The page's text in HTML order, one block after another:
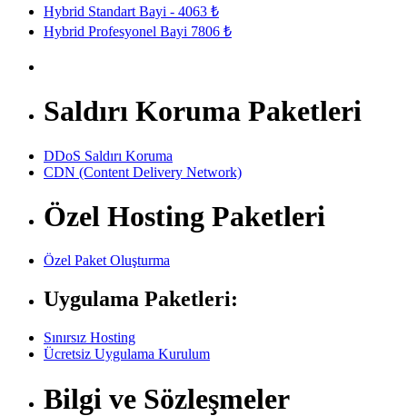
Hybrid Standart Bayi - 4063 ₺
Hybrid Profesyonel Bayi 7806 ₺
Saldırı Koruma Paketleri
DDoS Saldırı Koruma
CDN (Content Delivery Network)
Özel Hosting Paketleri
Özel Paket Oluşturma
Uygulama Paketleri:
Sınırsız Hosting
Ücretsiz Uygulama Kurulum
Bilgi ve Sözleşmeler